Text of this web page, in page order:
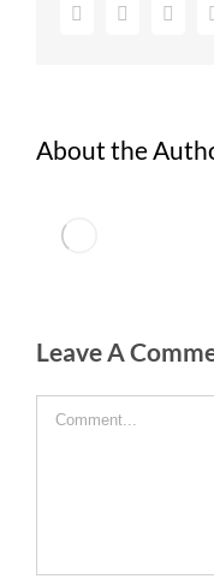
FacebookTwitter
About the
Leave A
Comment